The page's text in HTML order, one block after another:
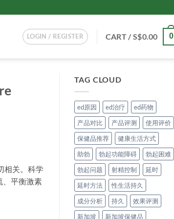
LOGIN / REGISTER CART /S$0.00 0
相关。科学
、平衡激素
TAG CLOUD
ed原因 ed治疗
ed药物
产品对比
产品评测
使用评价
保健品推荐
健康生活方式
助勃
勃起功能障碍
勃起困难
勃起问题
射精控制
延时
延时方法
性生活持久
成分分析
持久
效果评测
新加坡
新加坡保健品